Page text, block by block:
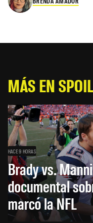
MÁS EN
HACE 9 HORAS
Brady vs.
documental
marcó la NFL